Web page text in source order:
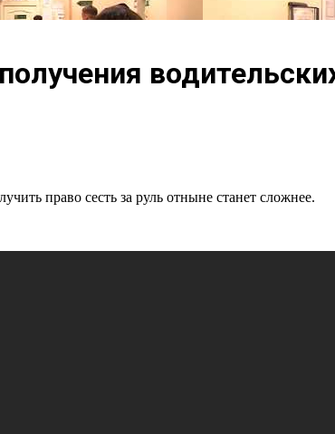
право сесть за руль отныне станет сложнее.